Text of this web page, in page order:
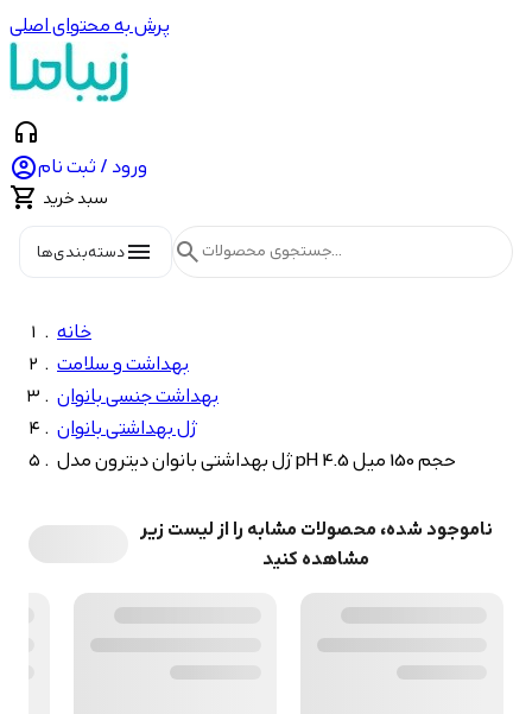
پرش به محتوای اصلی
headphones
ورود / ثبت نام
 سبد خرید
menuدسته‌بندی‌ها search
خانه
بهداشت و سلامت
بهداشت جنسی بانوان
ژل بهداشتی بانوان
ژل بهداشتی بانوان دیترون مدل pH 4.5 حجم 150 میل
ناموجود شده، محصولات مشابه را از لیست زیر
مشاهده کنید